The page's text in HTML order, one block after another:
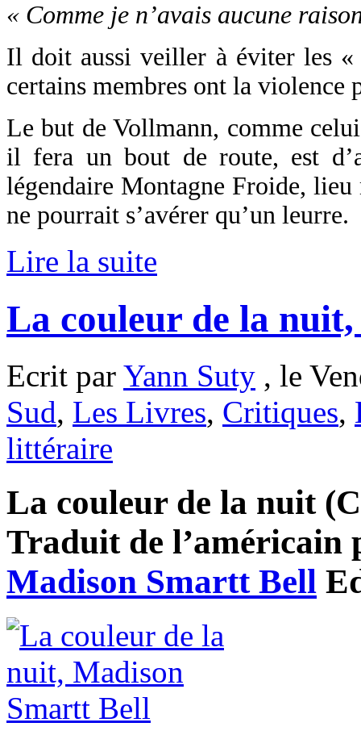
« Comme je n’avais aucune
Il doit aussi veiller à éviter les
certains membres ont la violence
Le but de Vollmann, comme
il fera un bout de route, est
légendaire Montagne Froide,
ne pourrait s’avérer qu’un leurre.
Lire la suite
La couleur de la
Ecrit par Yann Suty , le
Sud, Les Livres, Critiques,
littéraire
La couleur de la nuit
Traduit de
Madison Smartt Bell